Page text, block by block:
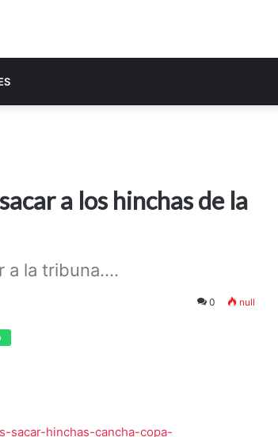
a los hinchas de la
a la tribuna....
0 null
sacar-hinchas-cancha-copa-